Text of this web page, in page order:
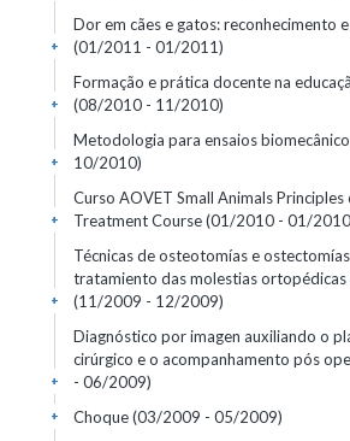
Dor em cães e gatos: reconhecimento
(01/2011 - 01/2011)
+
Formação e prática docente na
(08/2010 - 11/2010)
+
Metodologia para ensaios
10/2010)
+
Curso AOVET Small Animals Principles
Treatment Course(01/2010 - 01/
+
Técnicas de osteotomías e
tratamiento das molestias ortopédicas
(11/2009 - 12/2009)
+
Diagnóstico por imagen auxiliando o
cirúrgico e o acompanhamento pós
- 06/2009)
+
Choque(03/2009 - 05/2009)
+